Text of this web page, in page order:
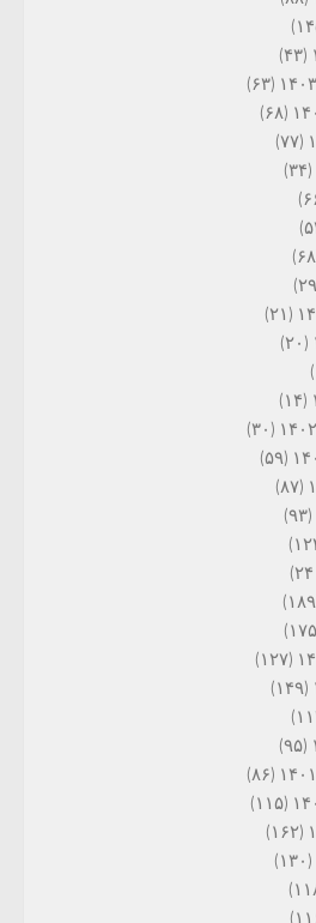
(۴۳)
(۶۳)
(۶۸)
(۷۷)
(۳۴)
(۲۱)
(۲۰)
(۱۴)
(۳۰)
(۵۹)
(۸۷)
(۹۳)
(۱۲۷)
(۱۴۹)
(۹۵)
(۸۶)
(۱۱۵)
(۱۶۲)
(۱۳۰)